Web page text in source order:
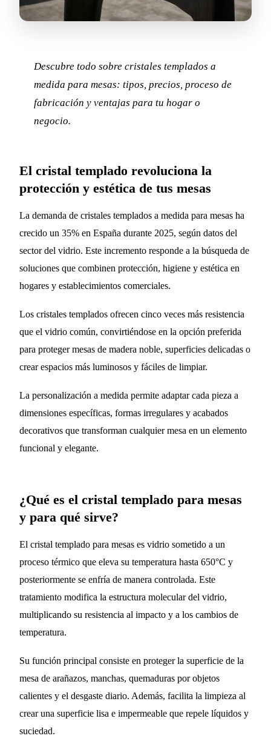
Descubre todo sobre cristales templados a
medida para mesas: tipos, precios, proceso de
fabricación y ventajas para tu hogar o
negocio.
El cristal templado revoluciona la
protección y estética de tus mesas
La demanda de cristales templados a medida para mesas ha
crecido un 35% en España durante 2025, según datos del
sector del vidrio. Este incremento responde a la búsqueda de
soluciones que combinen protección, higiene y estética en
hogares y establecimientos comerciales.
Los cristales templados ofrecen cinco veces más resistencia
que el vidrio común, convirtiéndose en la opción preferida
para proteger mesas de madera noble, superficies delicadas o
crear espacios más luminosos y fáciles de limpiar.
La personalización a medida permite adaptar cada pieza a
dimensiones específicas, formas irregulares y acabados
decorativos que transforman cualquier mesa en un elemento
funcional y elegante.
¿Qué es el cristal templado para mesas
y para qué sirve?
El cristal templado para mesas es vidrio sometido a un
proceso térmico que eleva su temperatura hasta 650°C y
posteriormente se enfría de manera controlada. Este
tratamiento modifica la estructura molecular del vidrio,
multiplicando su resistencia al impacto y a los cambios de
temperatura.
Su función principal consiste en proteger la superficie de la
mesa de arañazos, manchas, quemaduras por objetos
calientes y el desgaste diario. Además, facilita la limpieza al
crear una superficie lisa e impermeable que repele líquidos y
suciedad.